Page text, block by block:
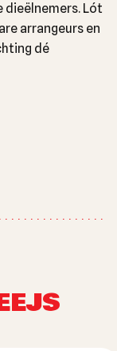
dieëlnemers. Lót
arrangeurs en
dé